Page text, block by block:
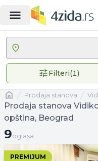
Filteri(1)1
Naslovnaprodaja stanova
Prodaja stanova
opština, Beograd
9 oglasa
9oglasa
PREMIJUM